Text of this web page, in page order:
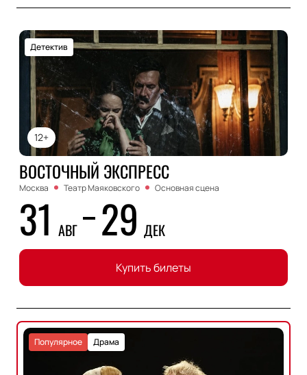
12+
Детектив
ВОСТОЧНЫЙ ЭКСПРЕСС
Москва Театр Маяковского Основная сцена
31 АВГ 29 ДЕК
Купить билеты
Драма
Популярное